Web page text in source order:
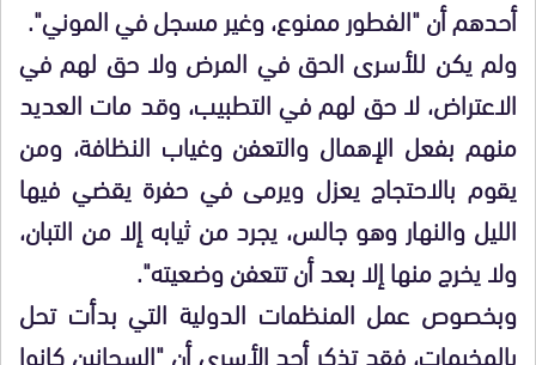
أحدهم أن "الفطور ممنوع، وغير مسجل في الموني".
ولم يكن للأسرى الحق في المرض ولا حق لهم في
الاعتراض، لا حق لهم في التطبيب، وقد مات العديد
منهم بفعل الإهمال والتعفن وغياب النظافة، ومن
يقوم بالاحتجاج يعزل ويرمى في حفرة يقضي فيها
الليل والنهار وهو جالس، يجرد من ثيابه إلا من التبان،
ولا يخرج منها إلا بعد أن تتعفن وضعيته".
وبخصوص عمل المنظمات الدولية التي بدأت تحل
بالمخيمات، فقد تذكر أحد الأسرى أن "السجانين كانوا